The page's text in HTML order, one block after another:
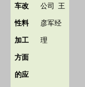
车改
性料
加工
方面
的应
公司 王
彦军经
理